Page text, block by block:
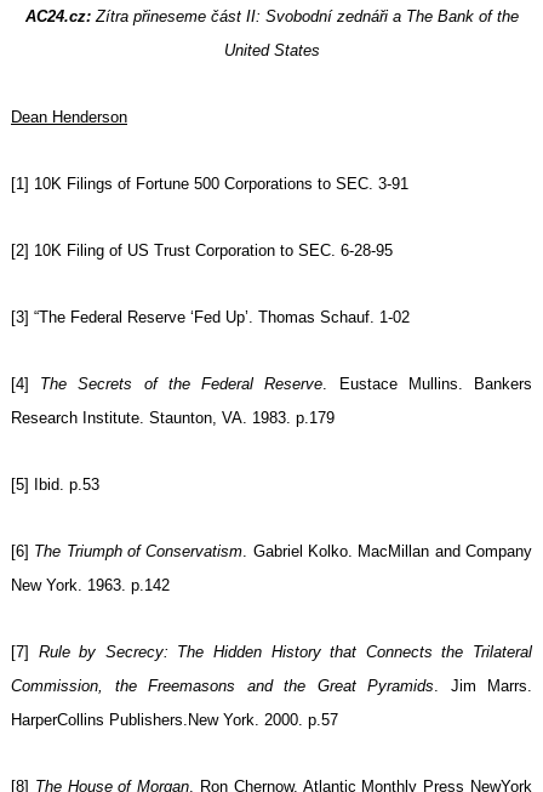
AC24.cz:Zítra přineseme část II: Svobodní zednáři a The Bank of the
United States
Dean Henderson
[1] 10K Filings of Fortune 500 Corporations to SEC. 3-91
[2] 10K Filing of US Trust Corporation to SEC. 6-28-95
[3] “The Federal Reserve ‘Fed Up’. Thomas Schauf. 1-02
[4] The Secrets of the Federal Reserve. Eustace Mullins. Bankers
Research Institute. Staunton, VA. 1983. p.179
[5] Ibid. p.53
[6] The Triumph of Conservatism. Gabriel Kolko. MacMillan and Company
New York. 1963. p.142
[7] Rule by Secrecy: The Hidden History that Connects the Trilateral
Commission, the Freemasons and the Great Pyramids. Jim Marrs.
HarperCollins Publishers.New York. 2000. p.57
[8] The House of Morgan. Ron Chernow. Atlantic Monthly Press NewYork